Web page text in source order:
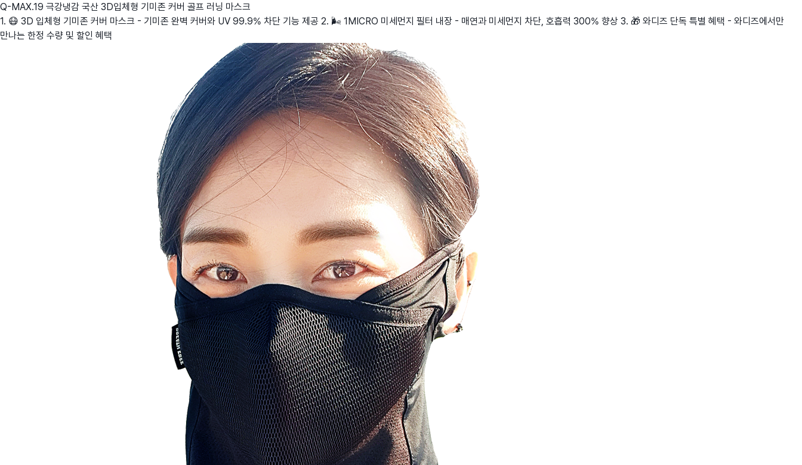
Q-MAX.19 극강냉감 국산 3D입체형 기미존 커버 골프 러닝 마스크
1. 😷 3D 입체형 기미존 커버 마스크 - 기미존 완벽 커버와 UV 99.9% 차단 기능 제공 2. 🌬️ 1MICRO 미세먼지 필터 내장 - 매연과 미세먼지 차단, 호흡력 300% 향상 3. 🎁 와디즈 단독 특별 혜택 - 와디즈에서만
만나는 한정 수량 및 할인 혜택